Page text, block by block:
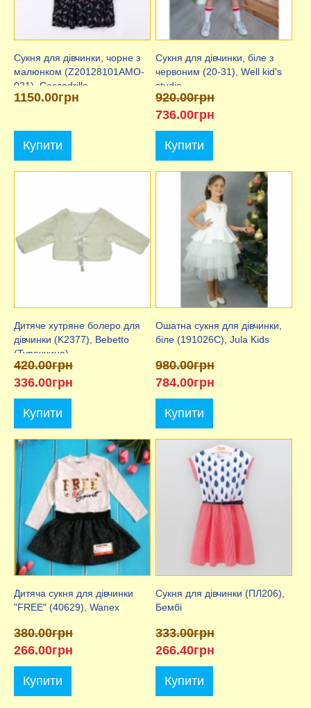
Сукня для дівчинки, чорне з
малюнком (Z20128101AMO-
021), Coccodrillo
1150.00грн
Купити
Сукня для дівчинки, біле з
червоним (20-31), Well kid's
studio
920.00грн
736.00грн
Купити
Дитяче хутряне болеро для
дівчинки (K2377), Bebetto
(Туреччина)
420.00грн
336.00грн
Купити
Ошатна сукня для дівчинки,
біле (191026C), Jula Kids
980.00грн
784.00грн
Купити
Дитяча сукня для дівчинки
"FREE" (40629), Wanex
380.00грн
266.00грн
Купити
Сукня для дівчинки (ПЛ206),
Бембі
333.00грн
266.40грн
Купити